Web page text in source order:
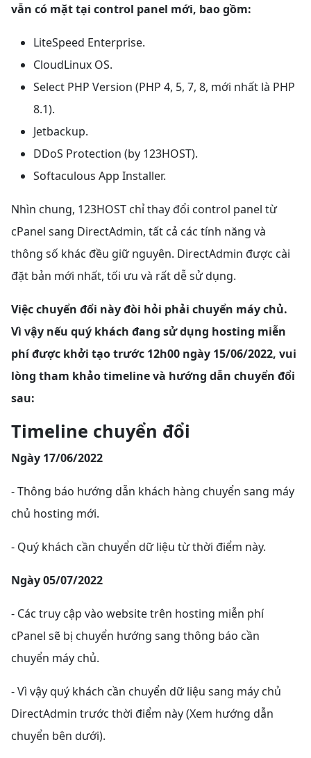
vẫn có mặt tại control panel mới, bao gồm:
LiteSpeed Enterprise.
CloudLinux OS.
Select PHP Version (PHP 4, 5, 7, 8, mới nhất là PHP
8.1).
Jetbackup.
DDoS Protection (by 123HOST).
Softaculous App Installer.
Nhìn chung, 123HOST chỉ thay đổi control panel từ
cPanel sang DirectAdmin, tất cả các tính năng và
thông số khác đều giữ nguyên. DirectAdmin được cài
đặt bản mới nhất, tối ưu và rất dễ sử dụng.
Việc chuyển đổi này đòi hỏi phải chuyển máy chủ.
Vì vậy nếu quý khách đang sử dụng hosting miễn
phí được khởi tạo trước 12h00 ngày 15/06/2022, vui
lòng tham khảo timeline và hướng dẫn chuyển đổi
sau:
Timeline chuyển đổi
Ngày 17/06/2022
- Thông báo hướng dẫn khách hàng chuyển sang máy
chủ hosting mới.
- Quý khách cần chuyển dữ liệu từ thời điểm này.
Ngày 05/07/2022
- Các truy cập vào website trên hosting miễn phí
cPanel sẽ bị chuyển hướng sang thông báo cần
chuyển máy chủ.
- Vì vậy quý khách cần chuyển dữ liệu sang máy chủ
DirectAdmin trước thời điểm này (Xem hướng dẫn
chuyển bên dưới).